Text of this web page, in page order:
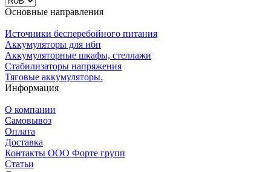
Основные направления
Источники бесперебойного питания
Аккумуляторы для ибп
Аккумуляторные шкафы, стеллажи
Стабилизаторы напряжения
Тяговые аккумуляторы.
Информация
О компании
Самовывоз
Оплата
Доставка
Контакты ООО Форте групп
Статьи